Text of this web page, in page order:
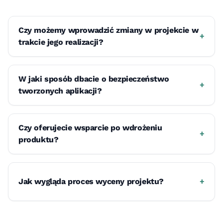
Czy możemy wprowadzić zmiany w projekcie w
trakcie jego realizacji?
+
W jaki sposób dbacie o bezpieczeństwo
tworzonych aplikacji?
+
Czy oferujecie wsparcie po wdrożeniu
produktu?
+
Jak wygląda proces wyceny projektu? +